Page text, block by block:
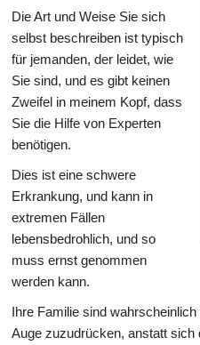
Die Art und Weise Sie sich
selbst beschreiben ist typisch
für jemanden, der leidet, wie
Sie sind, und es gibt keinen
Zweifel in meinem Kopf, dass
Sie die Hilfe von Experten
benötigen.
Dies ist eine schwere
Erkrankung, und kann in
extremen Fällen
lebensbedrohlich, und so
muss ernst genommen
werden kann.
Ihre Familie sind
Auge zuzudrücken, anstatt sich